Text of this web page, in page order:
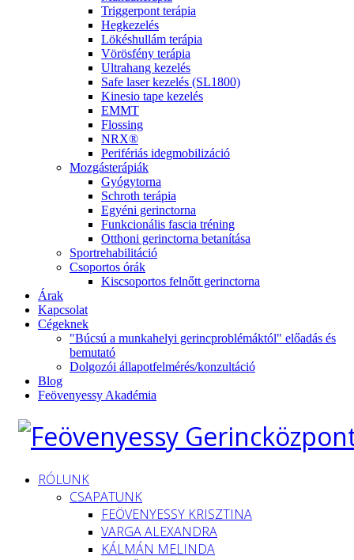
Triggerpont terápia
Hegkezelés
Lökéshullám terápia
Vörösfény terápia
Ultrahang kezelés
Safe laser kezelés (SL1800)
Kinesio tape kezelés
EMMT
Flossing
NRX®
Perifériás idegmobilizáció
Mozgásterápiák
Gyógytorna
Schroth terápia
Egyéni gerinctorna
Funkcionális fascia tréning
Otthoni gerinctorna betanítása
Sportrehabilitáció
Csoportos órák
Kiscsoportos felnőtt gerinctorna
Árak
Kapcsolat
Cégeknek
"Búcsú a munkahelyi gerincproblémáktól" előadás és
bemutató
Dolgozói állapotfelmérés/konzultáció
Blog
Feövenyessy Akadémia
RÓLUNK
CSAPATUNK
FEÖVENYESSY KRISZTINA
VARGA ALEXANDRA
KÁLMÁN MELINDA